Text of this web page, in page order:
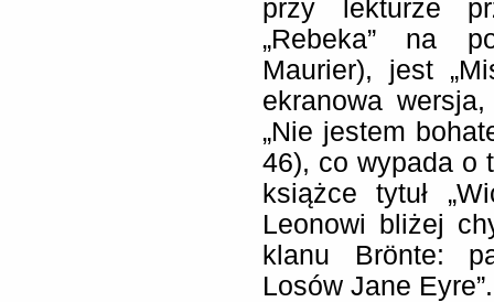
przy lekturze
„Rebeka” na
Maurier), jest
ekranowa
„Nie jestem
46), co wypada o
książce tytuł
Leonowi bliżej
klanu Brönte:
Losów Jane Eyre”.